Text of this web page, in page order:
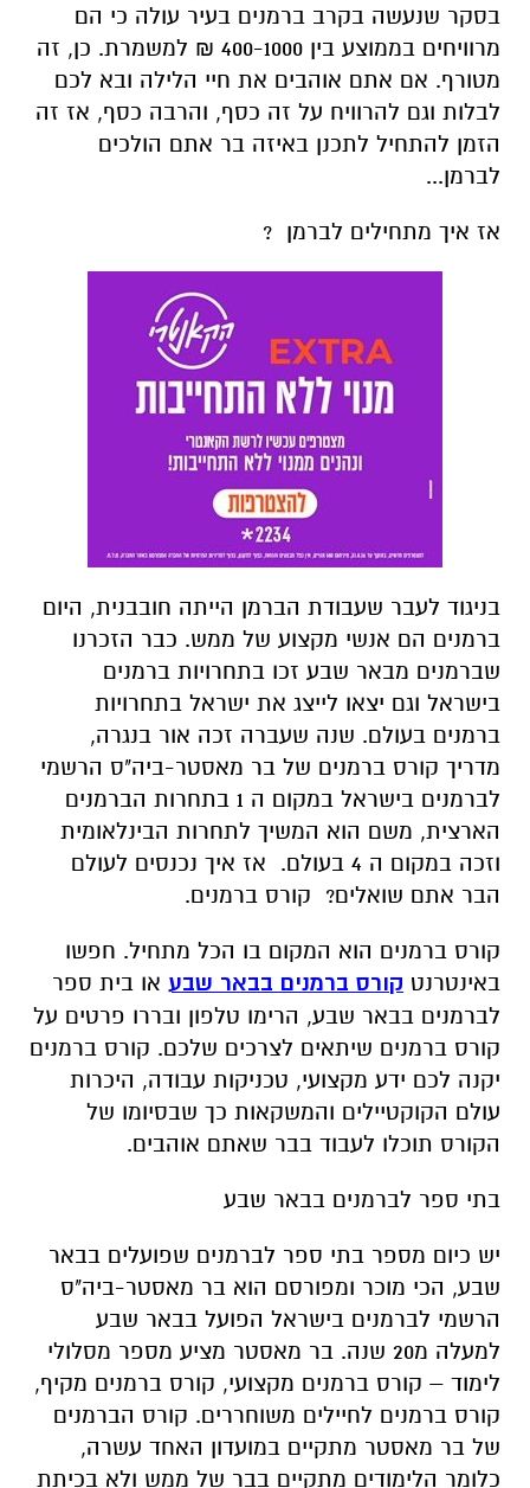
בסקר שנעשה בקרב ברמנים בעיר עולה כי הם
מרוויחים בממוצע בין 400-1000 ₪ למשמרת. כן, זה
מטורף. אם אתם אוהבים את חיי הלילה ובא לכם
לבלות וגם להרוויח על זה כסף, והרבה כסף, אז זה
הזמן להתחיל לתכנן באיזה בר אתם הולכים
לברמן...
אז איך מתחילים לברמן ?
בניגוד לעבר שעבודת הברמן הייתה חובבנית, היום
ברמנים הם אנשי מקצוע של ממש. כבר הזכרנו
שברמנים מבאר שבע זכו בתחרויות ברמנים
בישראל וגם יצאו לייצג את ישראל בתחרויות
ברמנים בעולם. שנה שעברה זכה אור בנגרה,
מדריך קורס ברמנים של בר מאסטר-ביה"ס הרשמי
לברמנים בישראל במקום ה 1 בתחרות הברמנים
הארצית, משם הוא המשיך לתחרות הבינלאומית
וזכה במקום ה 4 בעולם. אז איך נכנסים לעולם
הבר אתם שואלים? קורס ברמנים.
קורס ברמנים הוא המקום בו הכל מתחיל. חפשו
באינטרנט קורס ברמנים בבאר שבע או בית ספר
לברמנים בבאר שבע, הרימו טלפון ובררו פרטים על
קורס ברמנים שיתאים לצרכים שלכם. קורס ברמנים
יקנה לכם ידע מקצועי, טכניקות עבודה, היכרות
עולם הקוקטיילים והמשקאות כך שבסיומו של
הקורס תוכלו לעבוד בבר שאתם אוהבים.
בתי ספר לברמנים בבאר שבע
יש כיום מספר בתי ספר לברמנים שפועלים בבאר
שבע, הכי מוכר ומפורסם הוא בר מאסטר-ביה"ס
הרשמי לברמנים בישראל הפועל בבאר שבע
למעלה מ20 שנה. בר מאסטר מציע מספר מסלולי
לימוד – קורס ברמנים מקצועי, קורס ברמנים מקיף,
קורס ברמנים לחיילים משוחררים. קורס הברמנים
של בר מאסטר מתקיים במועדון האחד עשרה,
כלומר הלימודים מתקיים בבר של ממש ולא בכיתת